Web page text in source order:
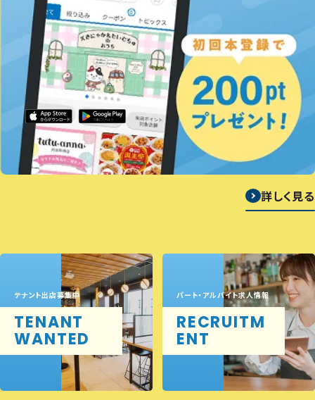
詳しく見る
テナント出店募集中
TENANT
WANTED
パート・アルバイト求人情報
RECRUITM
ENT